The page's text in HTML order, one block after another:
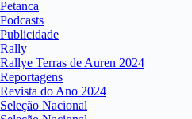
Petanca
Podcasts
Publicidade
Rally
Rallye Terras de Auren 2024
Reportagens
Revista do Ano 2024
Seleção Nacional